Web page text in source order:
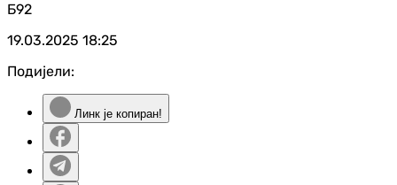
Б92
19.03.2025 18:25
Подијели:
Линк је копиран!